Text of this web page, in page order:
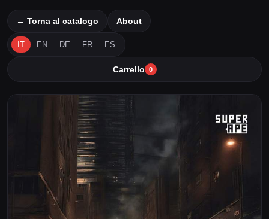
← Torna al catalogo About
IT EN DE FR ES
Carrello 0